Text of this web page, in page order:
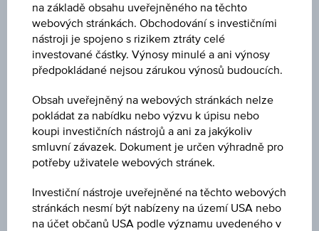
Krajina emitenta
ZRUŠIT FILTR
HLEDAT
na základě obsahu uveřejněného na těchto
webových stránkách. Obchodování s investičními
nástroji je spojeno s rizikem ztráty celé
investované částky. Výnosy minulé a ani výnosy
předpokládané nejsou zárukou výnosů budoucích.
Obsah uveřejněný na webových stránkách nelze
pokládat za nabídku nebo výzvu k úpisu nebo
koupi investičních nástrojů a ani za jakýkoliv
smluvní závazek. Dokument je určen výhradně pro
potřeby uživatele webových stránek.
Investiční nástroje uveřejněné na těchto webových
stránkách nesmí být nabízeny na území USA nebo
na účet občanů USA podle významu uvedeného v